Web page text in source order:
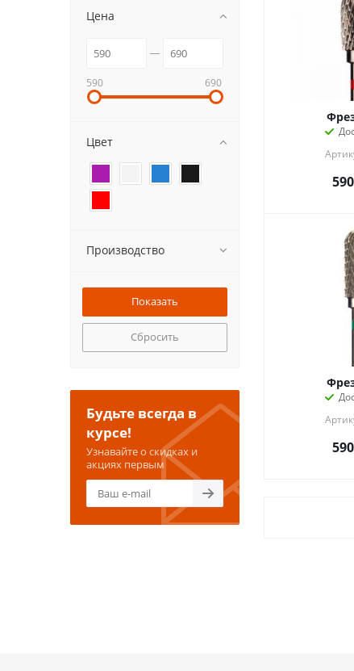
590
590
Цена
590 690
Цвет
Производство
Сбросить
Будьте всегда в
курсе!
Узнавайте о скидках и
акциях первым